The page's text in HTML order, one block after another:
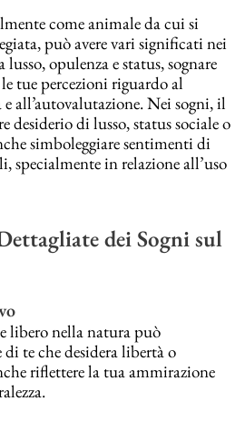
come animale da cui si
può avere vari significati nei
lusso, opulenza e status, sognare
tue percezioni riguardo al
e all’autovalutazione. Nei sogni, il
desiderio di lusso, status sociale o
simboleggiare sentimenti di
specialmente in relazione all’uso
dei Sogni sul
libero nella natura può
te che desidera libertà o
riflettere la tua ammirazione